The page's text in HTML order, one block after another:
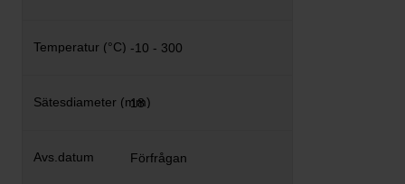
-10 - 300
18
Förfrågan